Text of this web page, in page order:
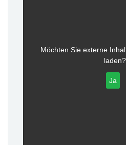
Möchten Sie externe
laden?
Ja